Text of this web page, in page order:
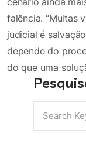
falência. “Muitas
judicial é
depende do
do que uma